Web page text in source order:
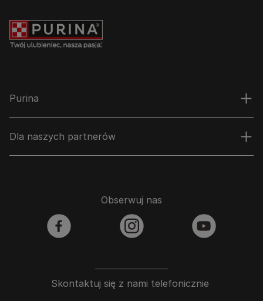
Purina
Dla naszych partnerów
Skontaktuj się z nami telefonicznie
Obserwuj nas
facebook instagram youtube